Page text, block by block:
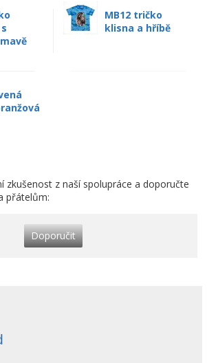
MB12 tričko
klisna a hříbě
zkušenost z naší spolupráce a doporučte
přátelům:
Doporučit